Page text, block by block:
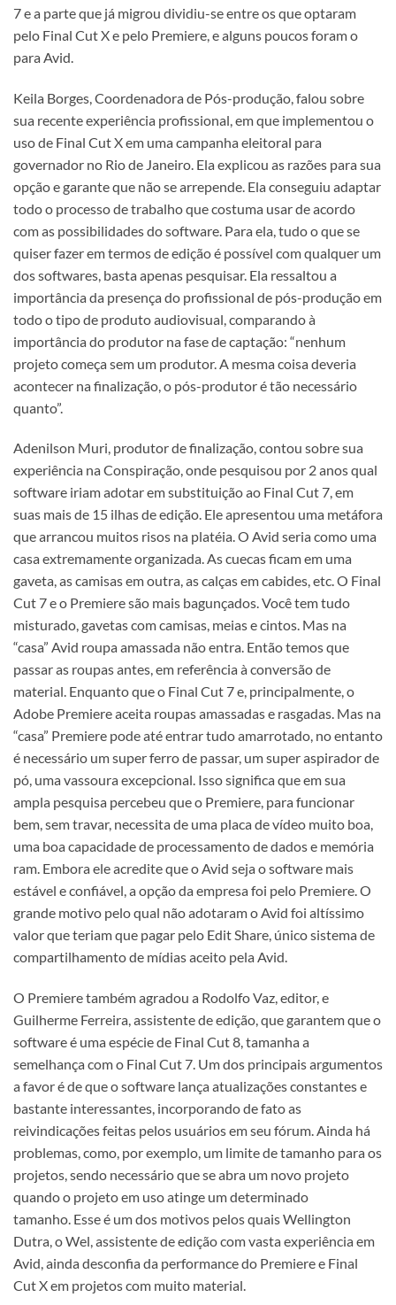
7 e a parte que já migrou dividiu-se entre os que optaram
pelo Final Cut X e pelo Premiere, e alguns poucos foram o
para Avid.
Keila Borges, Coordenadora de Pós-produção, falou sobre
sua recente experiência profissional, em que implementou o
uso de Final Cut X em uma campanha eleitoral para
governador no Rio de Janeiro. Ela explicou as razões para sua
opção e garante que não se arrepende. Ela conseguiu adaptar
todo o processo de trabalho que costuma usar de acordo
com as possibilidades do software. Para ela, tudo o que se
quiser fazer em termos de edição é possível com qualquer um
dos softwares, basta apenas pesquisar. Ela ressaltou a
importância da presença do profissional de pós-produção em
todo o tipo de produto audiovisual, comparando à
importância do produtor na fase de captação: “nenhum
projeto começa sem um produtor. A mesma coisa deveria
acontecer na finalização, o pós-produtor é tão necessário
quanto”.
Adenilson Muri, produtor de finalização, contou sobre sua
experiência na Conspiração, onde pesquisou por 2 anos qual
software iriam adotar em substituição ao Final Cut 7, em
suas mais de 15 ilhas de edição. Ele apresentou uma metáfora
que arrancou muitos risos na platéia. O Avid seria como uma
casa extremamente organizada. As cuecas ficam em uma
gaveta, as camisas em outra, as calças em cabides, etc. O Final
Cut 7 e o Premiere são mais bagunçados. Você tem tudo
misturado, gavetas com camisas, meias e cintos. Mas na
“casa” Avid roupa amassada não entra. Então temos que
passar as roupas antes, em referência à conversão de
material. Enquanto que o Final Cut 7 e, principalmente, o
Adobe Premiere aceita roupas amassadas e rasgadas. Mas na
“casa” Premiere pode até entrar tudo amarrotado, no entanto
é necessário um super ferro de passar, um super aspirador de
pó, uma vassoura excepcional. Isso significa que em sua
ampla pesquisa percebeu que o Premiere, para funcionar
bem, sem travar, necessita de uma placa de vídeo muito boa,
uma boa capacidade de processamento de dados e memória
ram. Embora ele acredite que o Avid seja o software mais
estável e confiável, a opção da empresa foi pelo Premiere. O
grande motivo pelo qual não adotaram o Avid foi altíssimo
valor que teriam que pagar pelo Edit Share, único sistema de
compartilhamento de mídias aceito pela Avid.
O Premiere também agradou a Rodolfo Vaz, editor, e
Guilherme Ferreira, assistente de edição, que garantem que o
software é uma espécie de Final Cut 8, tamanha a
semelhança com o Final Cut 7. Um dos principais argumentos
a favor é de que o software lança atualizações constantes e
bastante interessantes, incorporando de fato as
reivindicações feitas pelos usuários em seu fórum. Ainda há
problemas, como, por exemplo, um limite de tamanho para os
projetos, sendo necessário que se abra um novo projeto
quando o projeto em uso atinge um determinado
tamanho. Esse é um dos motivos pelos quais Wellington
Dutra, o Wel, assistente de edição com vasta experiência em
Avid, ainda desconfia da performance do Premiere e Final
Cut X em projetos com muito material.